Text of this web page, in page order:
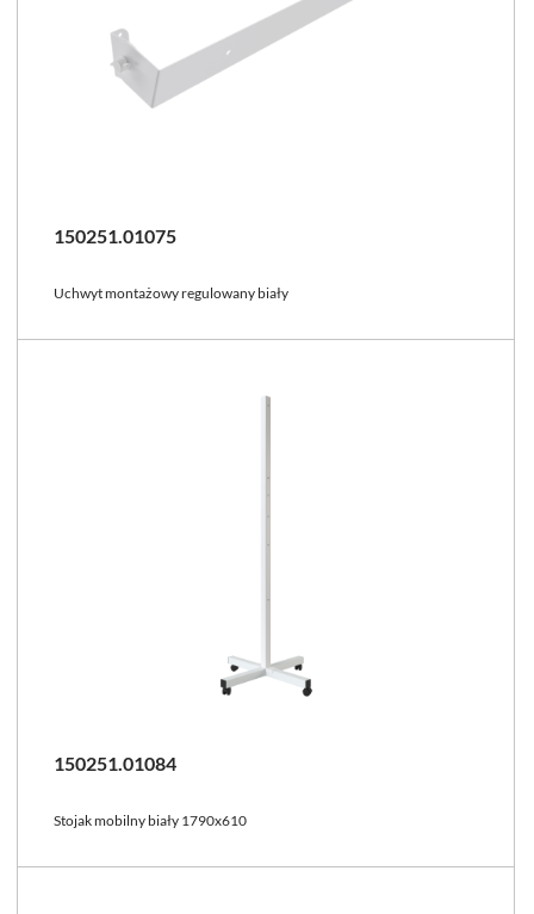
150251.01075
Uchwyt montażowy regulowany biały
150251.01084
Stojak mobilny biały 1790x610